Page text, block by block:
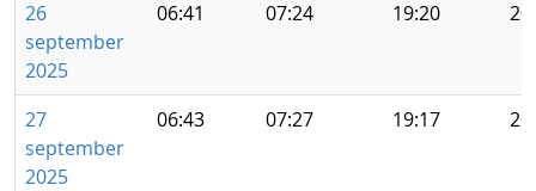
26
september
2025
06:41 07:24 19:20
27
september
2025
06:43 07:27 19:17